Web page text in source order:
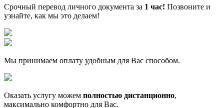
Срочный перевод личного документа за 1 час! Позвоните и
узнайте, как мы это делаем!
Мы принимаем оплату удобным для Вас способом.
Оказать услугу можем полностью дистанционно,
максимально комфортно для Вас.